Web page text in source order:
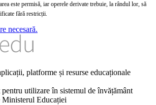
este permisă, iar operele derivate trebuie, la rândul lor, să
fără restricții.
necesară.
platforme și resurse educaționale
utilizare în sistemul de învățământ
Educației